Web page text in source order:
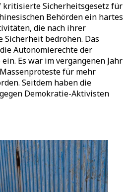
kritisierte Sicherheitsgesetz für
Behörden ein hartes
die nach ihrer
bedrohen. Das
Autonomierechte der
Es war im vergangenen Jahr
für mehr
Seitdem haben die
Demokratie-Aktivisten